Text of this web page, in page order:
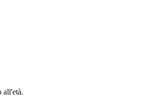
all'età.